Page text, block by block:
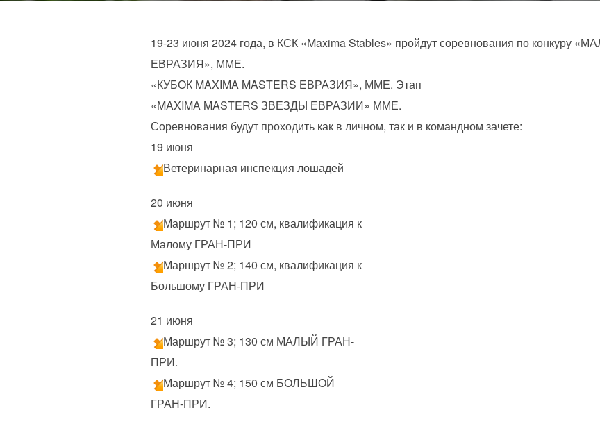
19-23 июня 2024 года, в КСК «Maxima Stables» пройдут соревнования по конкуру
ЕВРАЗИЯ», ММЕ.
«КУБОК MAXIMA MASTERS ЕВРАЗИЯ», ММЕ. Этап
«MAXIMA MASTERS ЗВЕЗДЫ ЕВРАЗИИ» ММЕ.
Соревнования будут проходить как в личном, так и в командном зачете:
19 июня
Ветеринарная инспекция лошадей
20 июня
Маршрут № 1; 120 см, квалификация к
Малому ГРАН-ПРИ
Маршрут № 2; 140 см, квалификация к
Большому ГРАН-ПРИ
21 июня
Маршрут № 3; 130 см МАЛЫЙ ГРАН-
ПРИ.
Маршрут № 4; 150 см БОЛЬШОЙ
ГРАН-ПРИ.